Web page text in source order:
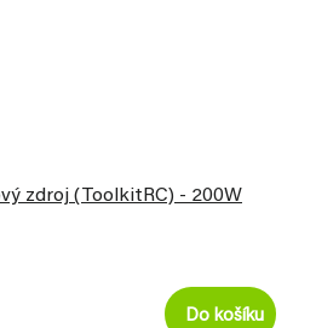
zdroj (ToolkitRC) - 200W
Do košíku